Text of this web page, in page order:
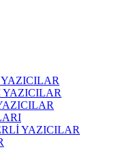
YAZICILAR
YAZICILAR